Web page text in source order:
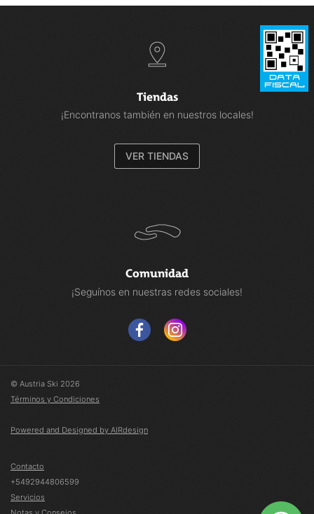
Tiendas
¡Encontranos también en nuestros locales!
VER TIENDAS
Comunidad
¡Seguínos en nuestras redes sociales!
© Austria Ski 2026
Términos y Condiciones
Powered and Designed by AIRdesign
Contacto
+5492944806599
Servicios